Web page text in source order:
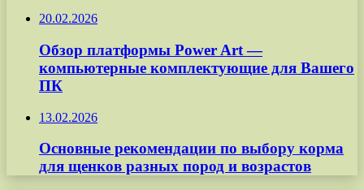
20.02.2026
Обзор платформы Power Art —
компьютерные комплектующие для Вашего
ПК
13.02.2026
Основные рекомендации по выбору корма
для щенков разных пород и возрастов